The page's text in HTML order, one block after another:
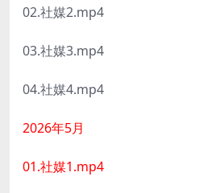
02.社媒2.mp4
03.社媒3.mp4
04.社媒4.mp4
2026年5月
01.社媒1.mp4